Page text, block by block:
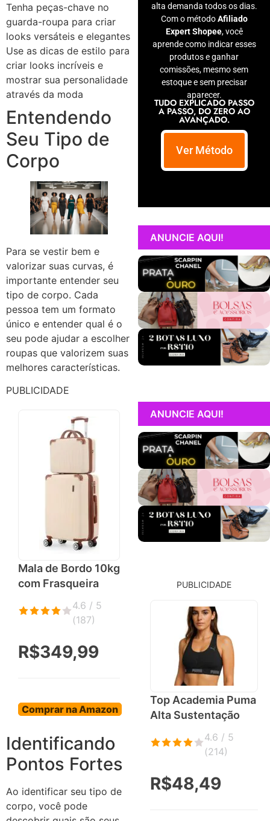
Tenha peças-chave no
guarda-roupa para criar
looks versáteis e elegantes
Use as dicas de estilo para
criar looks incríveis e
mostrar sua personalidade
através da moda
Entendendo
Seu Tipo de
Corpo
Para se vestir bem e
valorizar suas curvas, é
importante entender seu
tipo de corpo. Cada
pessoa tem um formato
único e entender qual é o
seu pode ajudar a escolher
roupas que valorizem suas
melhores características.
PUBLICIDADE
Mala de Bordo 10kg
com Frasqueira
4.6 / 5
(187)
R$349,99
Comprar na Amazon
Identificando
Pontos Fortes
Ao identificar seu tipo de
corpo, você pode
alta demanda todos os dias.
Com o métodoAfiliado
Expert Shopee, você
aprende como indicar esses
produtos e ganhar
comissões, mesmo sem
estoque e sem precisar
aparecer.
TUDO EXPLICADO PASSO
A PASSO, DO ZERO AO
AVANÇADO.
Ver Método
ANUNCIE AQUI!
ANUNCIE AQUI!
PUBLICIDADE
Top Academia Puma
Alta Sustentação
4.6 / 5
(214)
R$48,49